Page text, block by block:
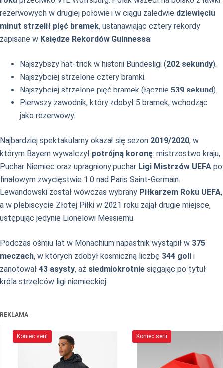
rezerwowych w drugiej połowie i w ciągu zaledwie dziewięciu
minut strzelił pięć bramek, ustanawiając cztery rekordy
zapisane w Księdze Rekordów Guinnessa:
Najszybszy hat-trick w historii Bundesligi (202 sekundy).
Najszybciej strzelone cztery bramki.
Najszybciej strzelone pięć bramek (łącznie 539 sekund).
Pierwszy zawodnik, który zdobył 5 bramek, wchodząc
jako rezerwowy.
Najbardziej spektakularny okazał się sezon 2019/2020, w
którym Bayern wywalczył potrójną koronę: mistrzostwo kraju,
Puchar Niemiec oraz upragniony puchar Ligi Mistrzów UEFA po
finałowym zwycięstwie 1:0 nad Paris Saint-Germain.
Lewandowski został wówczas wybrany Piłkarzem Roku UEFA,
a w plebiscycie Złotej Piłki w 2021 roku zajął drugie miejsce,
ustępując jedynie Lionelowi Messiemu.
Podczas ośmiu lat w Monachium napastnik wystąpił w 375
meczach, w których zdobył kosmiczną liczbę 344 goli i
zanotował 43 asysty, aż siedmiokrotnie sięgając po tytuł
króla strzelców ligi niemieckiej.
REKLAMA
Koniec serii Koniec serii